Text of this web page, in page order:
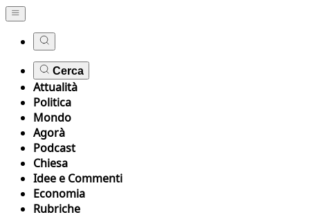
Cerca
Attualità
Politica
Mondo
Agorà
Podcast
Chiesa
Idee e Commenti
Economia
Rubriche